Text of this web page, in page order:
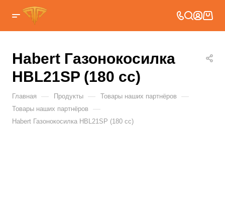
Habert Газонокосилка
HBL21SP (180 cc)
Главная — Продукты — Товары наших партнёров —
Товары наших партнёров —
Habert Газонокосилка HBL21SP (180 cc)